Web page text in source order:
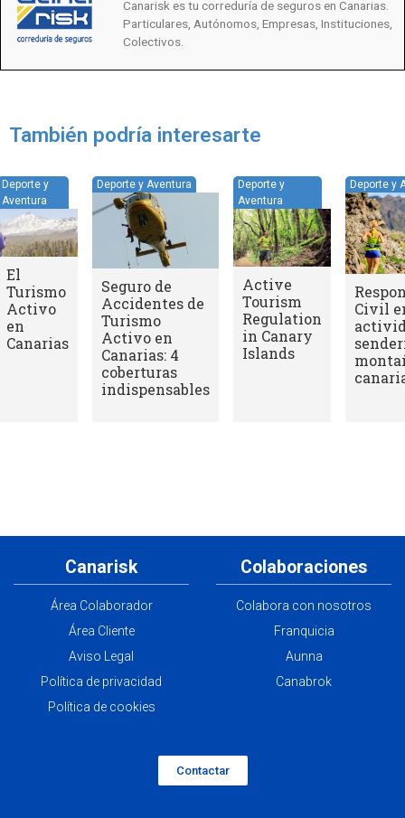
Canarisk es tu correduría de seguros en Canarias.
Particulares, Autónomos, Empresas, Instituciones,
Colectivos.
También podría interesarte
Deporte y
Aventura
El
Turismo
Activo
en
Canarias
Deporte y Aventura
Seguro de
Accidentes de
Turismo
Activo en
Canarias: 4
coberturas
indispensables
Deporte y
Aventura
Active
Tourism
Regulation
in Canary
Islands
Deporte y
Civil
Canarisk
Área Colaborador
Área Cliente
Aviso Legal
Política de privacidad
Política de cookies
Colaboraciones
Colabora con nosotros
Franquicia
Aunna
Canabrok
Contactar